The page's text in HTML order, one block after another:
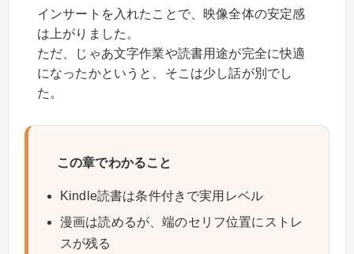
インサートを入れたことで、映像全体の安定感
は上がりました。
ただ、じゃあ文字作業や読書用途が完全に快適
になったかというと、そこは少し話が別でし
た。
この章でわかること
Kindle読書は条件付きで実用レベル
漫画は読めるが、端のセリフ位置にストレ
スが残る